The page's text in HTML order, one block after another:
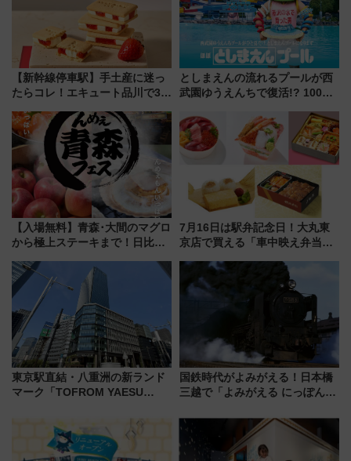
【新幹線停車駅】手土産に迷っ
たらコレ！エキュート品川で3年
産スイーツとは？
としまえんの流れるプールが西
武園ゆうえんちで復活!? 100周
イダー」に注目 2026年夏は所
沢へ遊びに行こう
【入場無料】青森･大間のマグロ
から極上ステーキまで！日比谷
人気フードフェス「肉祭」が同
時開催に！
7月16日は駅弁記念日！大丸東
京店で買える「車中映え弁当」
東京駅直結・八重洲の新ランド
マーク「TOFROM YAESU
ないバスターミナル直結でスキ
マ時間が充実
国鉄時代がよみがえる！日本橋
三越で「よみがえる にっぽんの
敬の名作写真も、駅弁フェスも
同時開催！